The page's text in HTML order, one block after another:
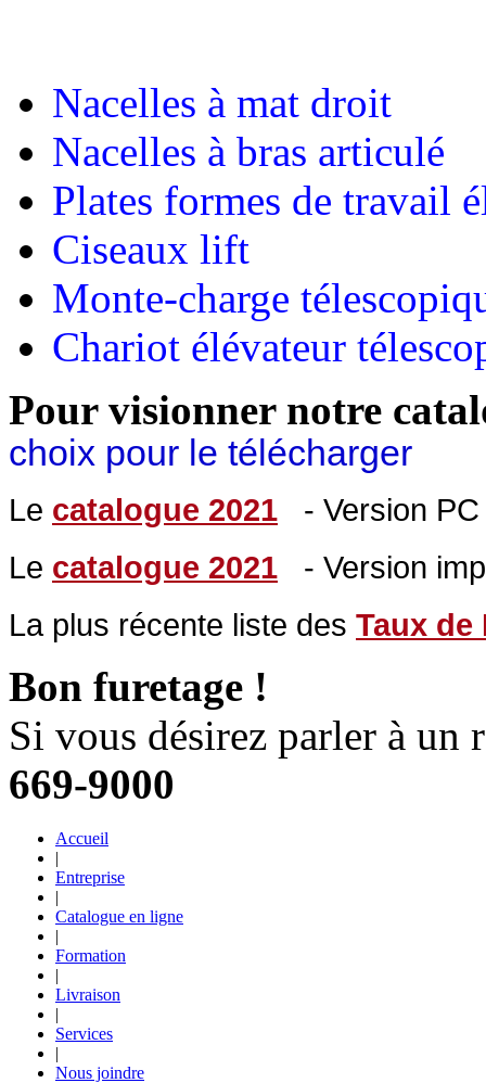
Nacelles à mat droit
Nacelles à bras articulé
Plates formes de travail
Ciseaux lift
Monte-charge
Chariot élévateur
Pour visionner notre
choix pour le télécharger
Le catalogue 2021 - Version
Le catalogue 2021
- Version
La plus récente liste des Taux de
Bon furetage !
Si vous désirez parler à un
669-9000
Accueil
|
Entreprise
|
Catalogue en ligne
|
Formation
|
Livraison
|
Services
|
Nous joindre